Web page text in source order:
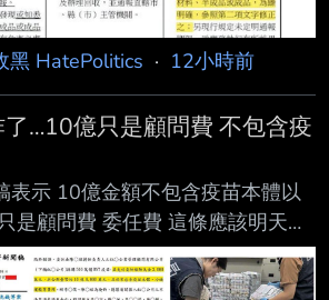
lQknxPU.jpeg 那個，想
委員 您是不是不太懂什麼叫作
黑 HatePolitics · 12小時前
…10億只是顧問費 不包含疫
表示 10億金額不包含疫苗本體以
是顧問費 委任費 這條應該明天就
濟不好好解釋這議題真的會燒燒
OZdDF9.jpg --